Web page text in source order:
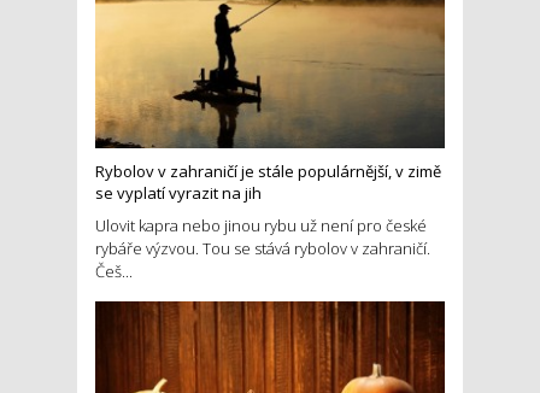
Rybolov v zahraničí je stále populárnější, v zimě
se vyplatí vyrazit na jih
Ulovit kapra nebo jinou rybu už není pro české
rybáře výzvou. Tou se stává rybolov v zahraničí.
Češ...